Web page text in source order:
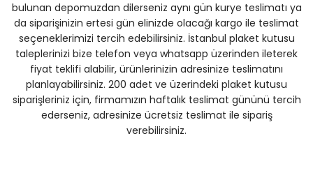
bulunan depomuzdan dilerseniz aynı gün kurye teslimatı ya
da siparişinizin ertesi gün elinizde olacağı kargo ile teslimat
seçeneklerimizi tercih edebilirsiniz. İstanbul plaket kutusu
taleplerinizi bize telefon veya whatsapp üzerinden ileterek
fiyat teklifi alabilir, ürünlerinizin adresinize teslimatını
planlayabilirsiniz. 200 adet ve üzerindeki plaket kutusu
siparişleriniz için, firmamızın haftalık teslimat gününü tercih
ederseniz, adresinize ücretsiz teslimat ile sipariş
verebilirsiniz.